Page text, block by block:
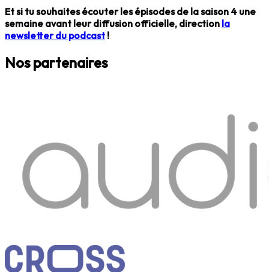
Et si tu souhaites écouter les épisodes de la saison 4 une
semaine avant leur diffusion officielle, direction la
newsletter du podcast !
Nos partenaires